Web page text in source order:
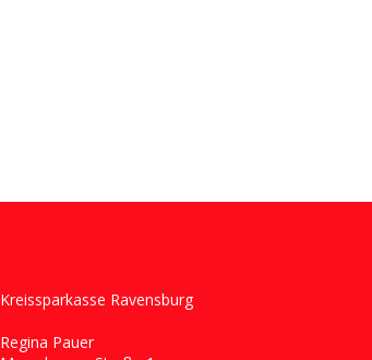
Kreissparkasse Ravensburg
Regina Pauer